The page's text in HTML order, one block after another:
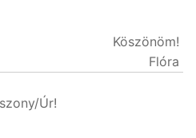
Köszönöm!
Flóra
Úr!